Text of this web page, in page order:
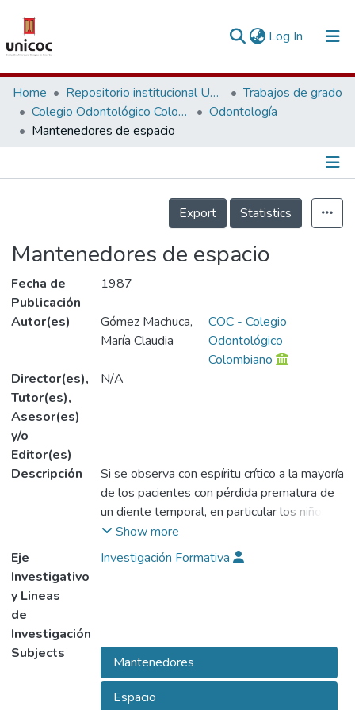
Log In (current)
Communities & Collections
Research Outputs
People
Home Repositorio institucional Unicoc, RI-unicoc
Trabajos de grado
Colegio Odontológico Colombiano
Odontología
Mantenedores de espacio
Información de la Publicación
Export
Statistics
Mantenedores de espacio
Fecha de
Publicación
1987
Autor(es)
Gómez Machuca,
María Claudia
COC - Colegio
Odontológico
Colombiano
Director(es),
Tutor(es),
Asesor(es)
y/o
Editor(es)
N/A
Descripción
Si se observa con espíritu crítico a la mayoría
de los pacientes con pérdida prematura de
un diente temporal, en particular los niños
con algún tipo de maloclusión presente, se
verán cambios anormales que podrán ser
seguidos a lo largo de la vida del paciente.
elimina una de las fuerzas se producirán
modificaciones en la relación de los dientes
adyacentes y habrá un desplazamiento
dental y la creación de un problema de
Show more
Eje
Investigativo
y Lineas
de
Investigación
Investigación Formativa
Subjects
Mantenedores
Espacio